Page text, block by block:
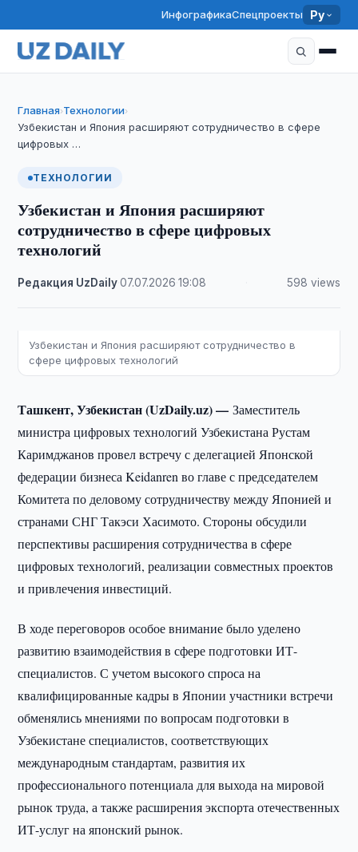
ИнфографикаСпецпроекты Ру
Главная›Технологии›
Узбекистан и Япония расширяют сотрудничество в сфере
цифровых …
ТЕХНОЛОГИИ
Узбекистан и Япония расширяют
сотрудничество в сфере цифровых
технологий
Редакция UzDaily·07.07.2026 ·19:08 598 views
Узбекистан и Япония расширяют сотрудничество в
сфере цифровых технологий
Ташкент, Узбекистан (UzDaily.uz) —Заместитель
министра цифровых технологий Узбекистана Рустам
Каримджанов провел встречу с делегацией Японской
федерации бизнеса Keidanren во главе с председателем
Комитета по деловому сотрудничеству между Японией и
странами СНГ Такэси Хасимото. Стороны обсудили
перспективы расширения сотрудничества в сфере
цифровых технологий, реализации совместных проектов
и привлечения инвестиций.
В ходе переговоров особое внимание было уделено
развитию взаимодействия в сфере подготовки ИТ-
специалистов. С учетом высокого спроса на
квалифицированные кадры в Японии участники встречи
обменялись мнениями по вопросам подготовки в
Узбекистане специалистов, соответствующих
международным стандартам, развития их
профессионального потенциала для выхода на мировой
рынок труда, а также расширения экспорта отечественных
ИТ-услуг на японский рынок.